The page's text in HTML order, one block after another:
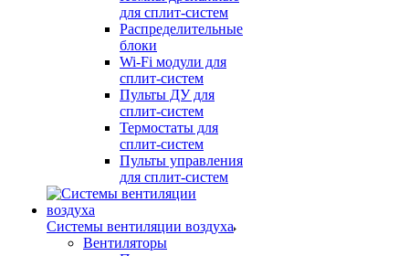
для сплит-систем
Распределительные
блоки
Wi-Fi модули для
сплит-систем
Пульты ДУ для
сплит-систем
Термостаты для
сплит-систем
Пульты управления
для сплит-систем
Системы вентиляции воздуха
Вентиляторы